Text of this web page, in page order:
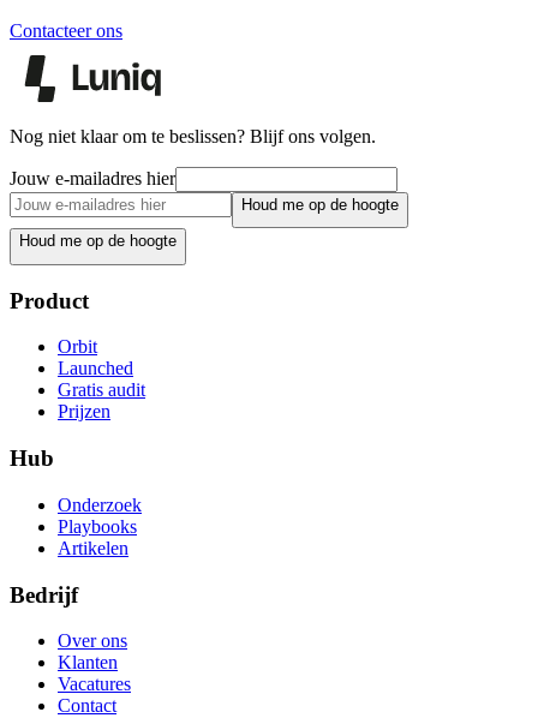
Contacteer ons
Nog niet klaar om te beslissen? Blijf ons volgen.
Jouw e-mailadres hier
Houd me op de hoogte
Houd me op de hoogte
Product
Orbit
Launched
Gratis audit
Prijzen
Hub
Onderzoek
Playbooks
Artikelen
Bedrijf
Over ons
Klanten
Vacatures
Contact